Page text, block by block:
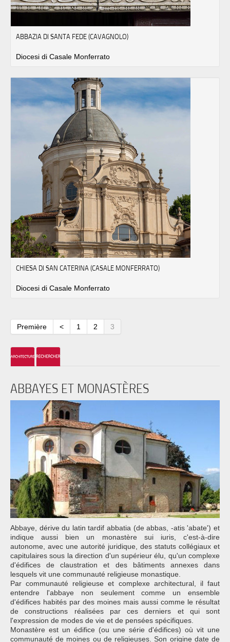
ABBAZIA DI SANTA FEDE (CAVAGNOLO)
Diocesi di Casale Monferrato
CHIESA DI SAN CATERINA (CASALE MONFERRATO)
Diocesi di Casale Monferrato
Première < 1 2 3
ABBAYES ET MONASTÈRES
Abbaye, dérive du latin tardif abbatia (de abbas, -atis 'abate') et
indique aussi bien un monastère sui iuris, c'est-à-dire
autonome, avec une autorité juridique, des statuts collégiaux et
capitulaires sous la direction d'un supérieur élu, qu'un complexe
d'édifices de claustration et des bâtiments annexes dans
lesquels vit une communauté religieuse monastique.
Par communauté religieuse et complexe architectural, il faut
entendre l'abbaye non seulement comme un ensemble
d'édifices habités par des moines mais aussi comme le résultat
de constructions réalisées par ces derniers et qui sont
l'expression de modes de vie et de pensées spécifiques.
Monastère est un édifice (ou une série d'édifices) où vit une
communauté de moines ou de religieuses. Son origine date de